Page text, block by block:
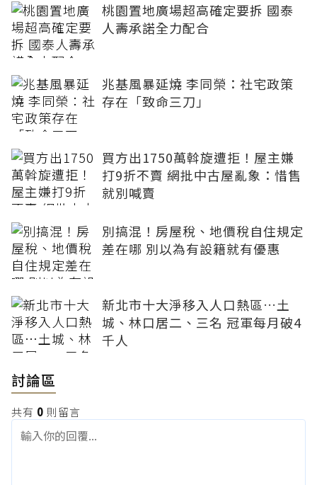
桃園置地廣場超高確定要拆 國泰
人壽承諾全力配合
兆基風暴延燒 李同榮：社宅政策
存在「致命三刀」
買方出1750萬斡旋遭拒！屋主嫌
打9折不賣 網批中古屋亂象：惜售
就別喊賣
別搞混！房屋稅、地價稅自住規定
差在哪 別以為有設籍就有優惠
新北市十大淨移入人口熱區…土
城、林口居二、三名 冠軍每月破4
千人
討論區
共有 0 則留言